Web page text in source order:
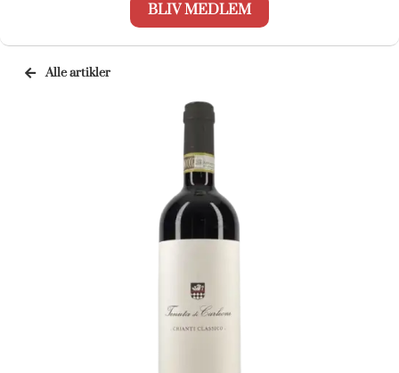
BLIV MEDLEM
Alle artikler